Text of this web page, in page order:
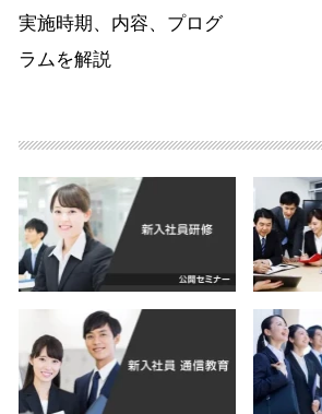
実施時期、内容、プログ
ラムを解説